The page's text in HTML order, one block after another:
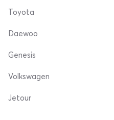
Toyota
Daewoo
Genesis
Volkswagen
Jetour